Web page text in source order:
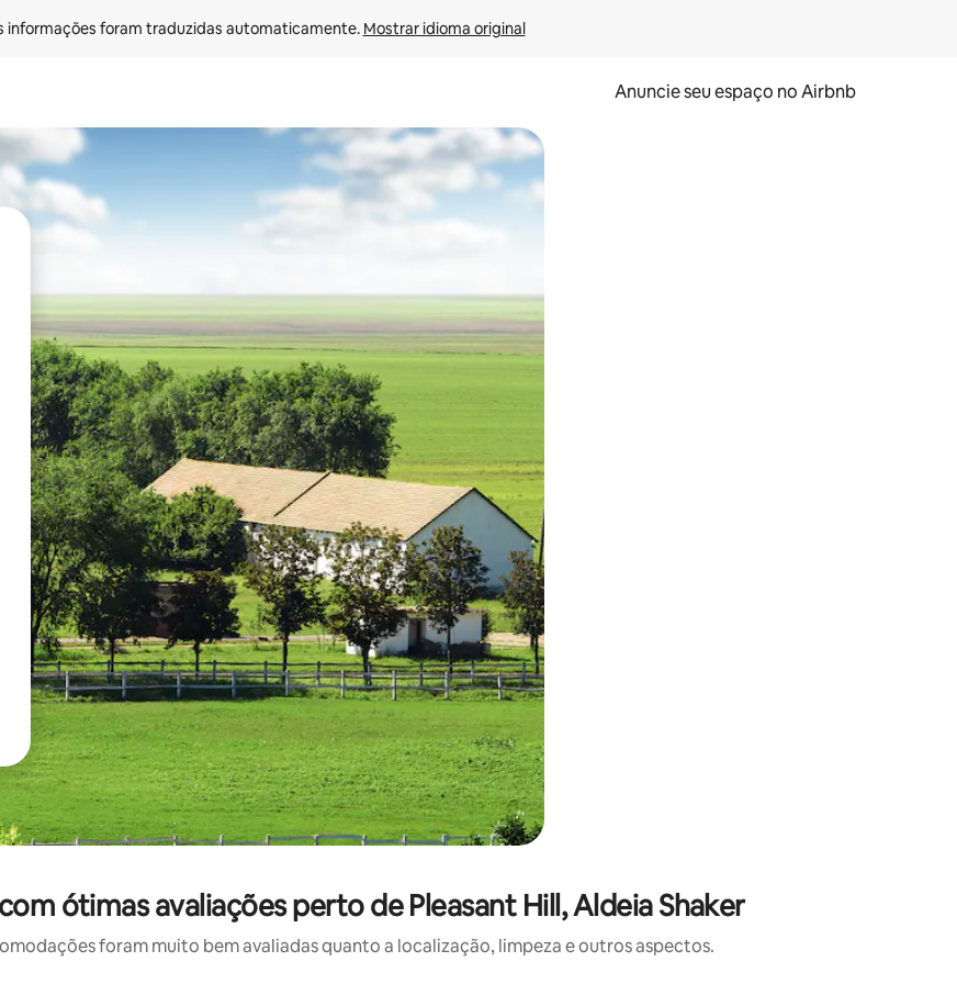
informações foram traduzidas automaticamente. Mostrar idioma original
Anuncie seu espaço no Airbnb
usando as seta para cima e para baixo do teclado ou tocando e deslizando o dedo na tela.
ótimas avaliações perto de Pleasant Hill, Aldeia Shaker
foram muito bem avaliadas quanto a localização, limpeza e outros aspectos.